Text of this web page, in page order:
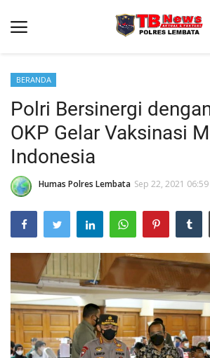
Beranda
Binkam
Terms & Conditions
Giat Ops
Reskrim
Polisi Kita
Lantas
BERANDA
Polri Bersinergi
OKP Gelar Vaksinasi
Indonesia
Humas Polres Lembata Sep 22, 2021 06:59